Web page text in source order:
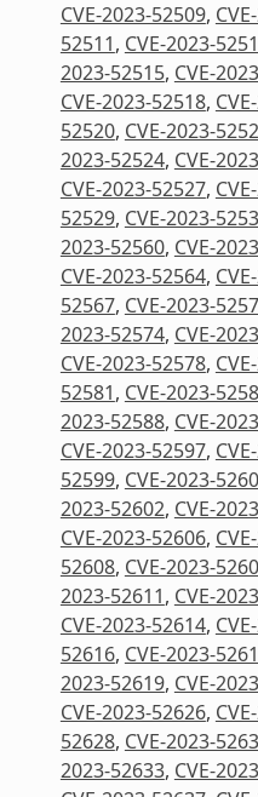
CVE-2023-52509,
52511, CVE-2023-
2023-52515, CVE-
CVE-2023-52518,
52520, CVE-2023-
2023-52524, CVE-
CVE-2023-52527,
52529, CVE-2023-
2023-52560, CVE-
CVE-2023-52564,
52567, CVE-2023-
2023-52574, CVE-
CVE-2023-52578,
52581, CVE-2023-
2023-52588, CVE-
CVE-2023-52597,
52599, CVE-2023-
2023-52602, CVE-
CVE-2023-52606,
52608, CVE-2023-
2023-52611, CVE-
CVE-2023-52614,
52616, CVE-2023-
2023-52619, CVE-
CVE-2023-52626,
52628, CVE-2023-
2023-52633, CVE-